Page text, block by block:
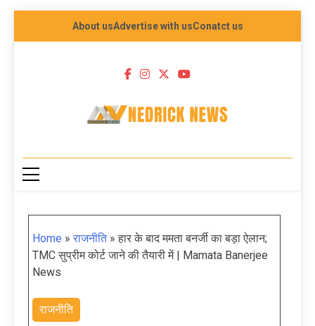
About usAdvertise with usConatct us
NEDRICK NEWS
Home »राजनीति»हार के बाद ममता बनर्जी का बड़ा ऐलान;
TMC सुप्रीम कोर्ट जाने की तैयारी में | Mamata Banerjee
News
राजनीति